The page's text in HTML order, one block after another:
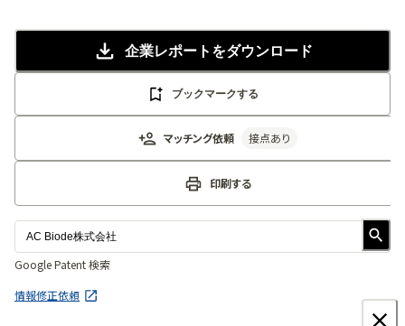
企業レポート をダウンロード
ブックマークする
マッチング依頼 接点あり
印刷する
Google Patent 検索
情報修正依頼